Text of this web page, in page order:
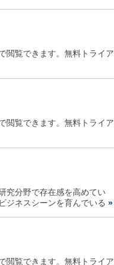
閲覧できます。無料トライア
閲覧できます。無料トライア
究分野で存在感を高めてい
ジネスシーンを育んでいる »
閲覧できます。無料トライア